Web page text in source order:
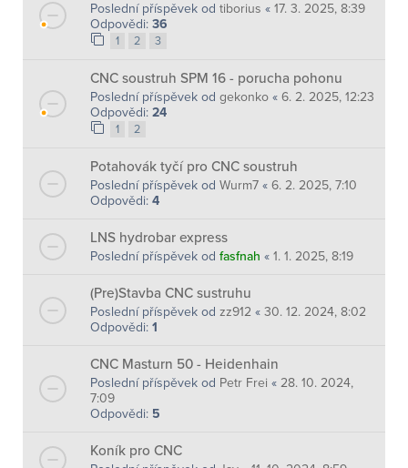
Poslední příspěvek od tiborius « 17. 3. 2025, 8:39
Odpovědi: 36
1 2 3
CNC soustruh SPM 16 - porucha pohonu
Poslední příspěvek od gekonko « 6. 2. 2025, 12:23
Odpovědi: 24
1 2
Potahovák tyčí pro CNC soustruh
Poslední příspěvek od Wurm7 « 6. 2. 2025, 7:10
Odpovědi: 4
LNS hydrobar express
Poslední příspěvek od fasfnah « 1. 1. 2025, 8:19
(Pre)Stavba CNC sustruhu
Poslední příspěvek od zz912 « 30. 12. 2024, 8:02
Odpovědi: 1
CNC Masturn 50 - Heidenhain
Poslední příspěvek od Petr Frei « 28. 10. 2024,
7:09
Odpovědi: 5
Koník pro CNC